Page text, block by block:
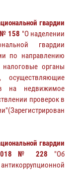
гвардии
№ 158 "О наделении
гвардии
по направлению
органы
осуществляющие
на недвижимое
проверок в
гвардии
№ 228 "Об